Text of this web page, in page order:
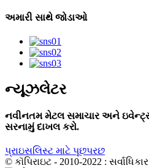
અમારી સાથે જોડાઓ
ન્યૂઝલેટર
નવીનતમ મેટલ સમાચાર અને
સરનામું દાખલ કરો.
પ્રાઇસલિસ્ટ માટે પૂછપરછ
© કૉપિરાઇટ - 2010-2022 :